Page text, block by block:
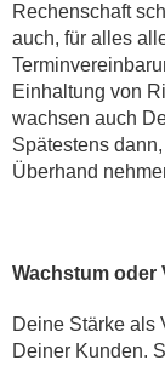
Rechenschaft
auch, für alles
Einhaltung von
wachsen auch
Spätestens
Überhand
Wachstum oder
Deine Stärke als
Deiner Kunden.